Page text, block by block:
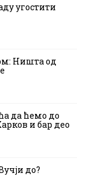
угостити
Ништа од
да ћемо до
и бар део
до?